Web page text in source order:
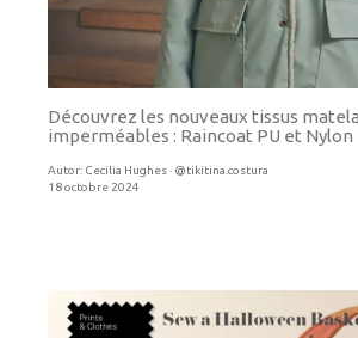
Découvrez les nouveaux tissus
imperméables : Raincoat PU et Nylon
Autor: Cecilia Hughes · @tikitina.costura
18 octobre 2024